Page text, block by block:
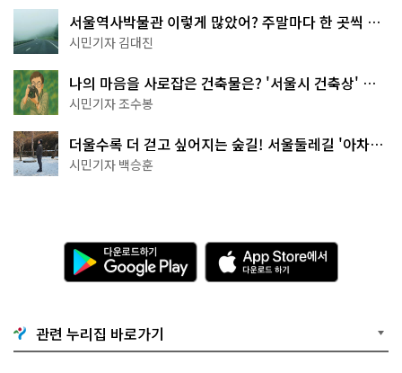
서울역사박물관 이렇게 많았어? 주말마다 한 곳씩 떠
나는 역사 산책
시민기자 김대진
나의 마음을 사로잡은 건축물은? '서울시 건축상' 수
상작 공개!
시민기자 조수봉
더울수록 더 걷고 싶어지는 숲길! 서울둘레길 '아차산
코스'
시민기자 백승훈
다
운
로
기
G
o
A
p
p
e
관련 누리집 바로가기